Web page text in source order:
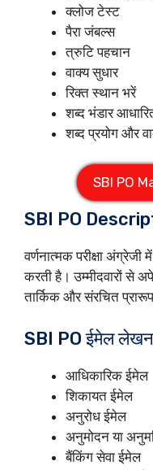
क्लोज टेस्ट
पैरा जंबल्स
त्रुटि पहचान
वाक्य सुधार
रिक्त स्थान भरें
शब्द भंडार
शब्द प्रयोग और
SBI PO
SBI PO
वर्णनात्मक परीक्षा
करती है। उम्मीदवारों से
तार्किक और संरचित
SBI PO ईमेल
आधिकारिक ईमेल
शिकायत ईमेल
अनुरोध ईमेल
अनुमोदन या
बैंकिंग सेवा ईमेल